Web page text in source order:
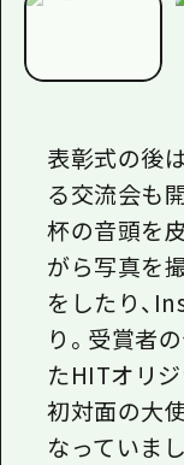
表彰式の後
る交流会も開
杯の音頭を
がら写真を
をしたり、
り。受賞者
たHITオリ
初対面の大
なっていま